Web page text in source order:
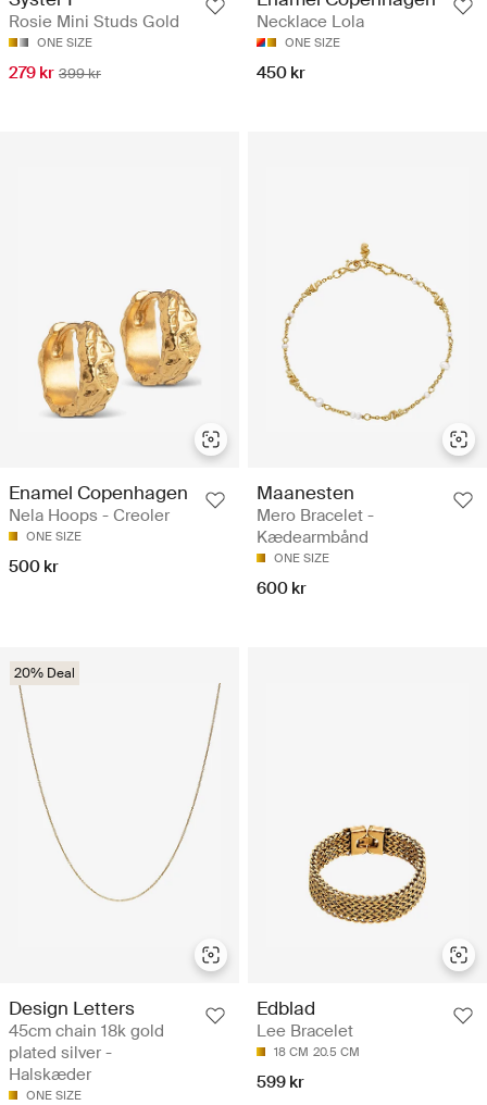
Rosie Mini Studs Gold
ONE SIZE
279 kr 399 kr
Necklace Lola
ONE SIZE
450 kr
Enamel Copenhagen
Nela Hoops - Creoler
ONE SIZE
500 kr
Maanesten
Mero Bracelet -
Kædearmbånd
ONE SIZE
600 kr
20% Deal
Design Letters
45cm chain 18k gold
plated silver -
Halskæder
ONE SIZE
Edblad
Lee Bracelet
18 CM 20.5 CM
599 kr